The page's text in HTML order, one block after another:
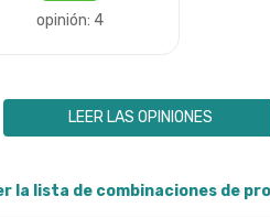
opinión: 4
LEER LAS OPINIONES
la lista de combinaciones de